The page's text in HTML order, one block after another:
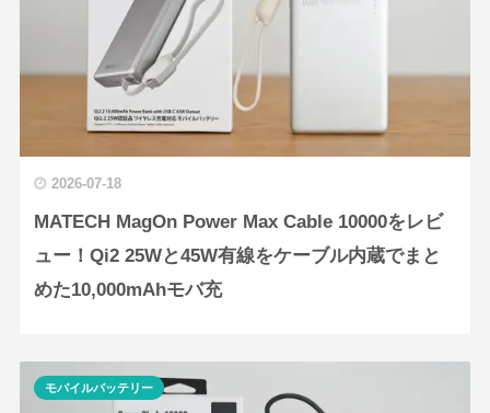
2026-07-18
MATECH MagOn Power Max Cable 10000をレビ
ュー！Qi2 25Wと45W有線をケーブル内蔵でまと
めた10,000mAhモバ充
モバイルバッテリー